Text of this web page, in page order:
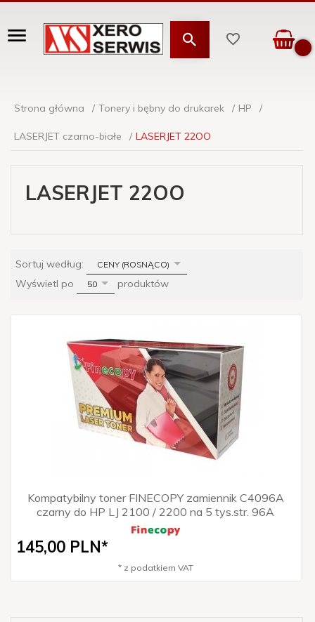
Strona główna Tonery i bębny do drukarek HP
LASERJET czarno-białe LASERJET 22OO
LASERJET 22OO
Sortuj według: sortCENY (ROSNĄCO)
Wyświetl po pop
50 produktów
Kompatybilny toner FINECOPY zamiennik C4096A
czarny do HP LJ 2100 / 2200 na 5 tys.str. 96A
145,00 PLN*
* z podatkiem VAT